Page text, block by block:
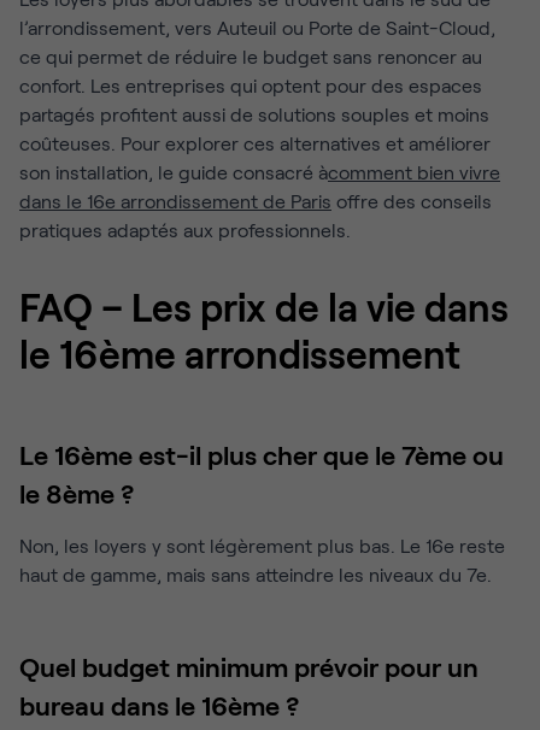
l’arrondissement, vers Auteuil ou Porte de Saint-Cloud,
ce qui permet de réduire le budget sans renoncer au
confort. Les entreprises qui optent pour des espaces
partagés profitent aussi de solutions souples et moins
coûteuses. Pour explorer ces alternatives et améliorer
son installation, le guide consacré àcomment bien vivre
dans le 16e arrondissement de Paris offre des conseils
pratiques adaptés aux professionnels.
FAQ – Les prix de la vie dans
le 16ème arrondissement
Le 16ème est-il plus cher que le 7ème ou
le 8ème ?
Non, les loyers y sont légèrement plus bas. Le 16e reste
haut de gamme, mais sans atteindre les niveaux du 7e.
Quel budget minimum prévoir pour un
bureau dans le 16ème ?